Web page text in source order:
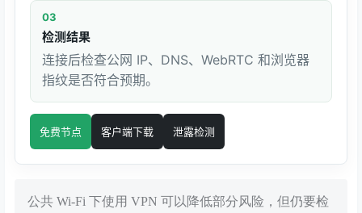
03
检测结果
连接后检查公网 IP、DNS、WebRTC 和浏览器
指纹是否符合预期。
免费节点 客户端下载 泄露检测
公共 Wi-Fi 下使用 VPN 可以降低部分风险，但仍要检